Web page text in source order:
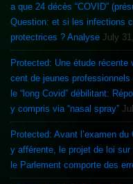
a que 24 décès “COVID”
Question: et si les infections
protectrices ? Analyse July
Protected: Une étude récente
cent de jeunes
le “long Covid” débilitant:
y compris via “nasal spray”
Protected: Avant l’examen
y afférente, le projet de loi
le Parlement comporte des